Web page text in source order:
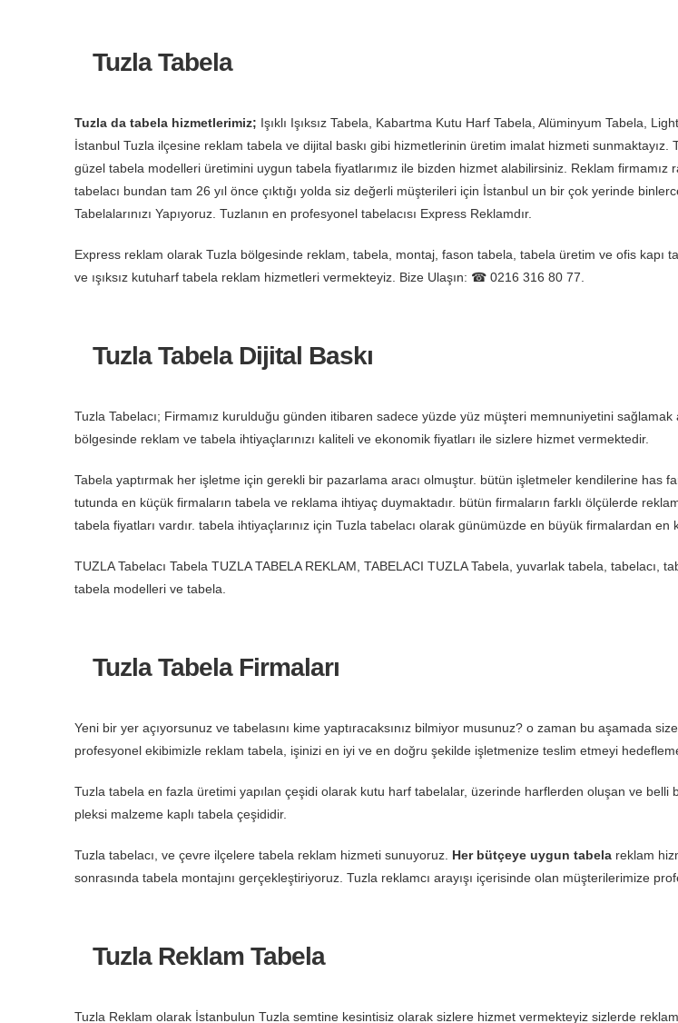
Tuzla Tabela
Tuzla da tabela hizmetlerimiz; Işıklı Işıksız Tabela, Kabartma Kutu Harf Tabela, Alüminyum Tabela,
İstanbul Tuzla ilçesine reklam tabela ve dijital baskı gibi hizmetlerinin üretim imalat hizmeti sunmaktayız.
güzel tabela modelleri üretimini uygun tabela fiyatlarımız ile bizden hizmet alabilirsiniz. Reklam
tabelacı bundan tam 26 yıl önce çıktığı yolda siz değerli müşterileri için İstanbul un bir çok yerinde
Tabelalarınızı Yapıyoruz. Tuzlanın en profesyonel tabelacısı Express Reklamdır.
Express reklam olarak Tuzla bölgesinde reklam, tabela, montaj, fason tabela, tabela üretim ve ofis kapı
ve ışıksız kutuharf tabela reklam hizmetleri vermekteyiz. Bize Ulaşın: ☎ 0216 316 80 77.
Tuzla Tabela Dijital Baskı
Tuzla Tabelacı; Firmamız kurulduğu günden itibaren sadece yüzde yüz müşteri memnuniyetini sağlamak
bölgesinde reklam ve tabela ihtiyaçlarınızı kaliteli ve ekonomik fiyatları ile sizlere hizmet vermektedir.
Tabela yaptırmak her işletme için gerekli bir pazarlama aracı olmuştur. bütün işletmeler kendilerine has
tutunda en küçük firmaların tabela ve reklama ihtiyaç duymaktadır. bütün firmaların farklı ölçülerde
tabela fiyatları vardır. tabela ihtiyaçlarınız için Tuzla tabelacı olarak günümüzde en büyük firmalardan
TUZLA Tabelacı Tabela TUZLA TABELA REKLAM, TABELACI TUZLA Tabela, yuvarlak tabela, tabelacı,
tabela modelleri ve tabela.
Tuzla Tabela Firmaları
Yeni bir yer açıyorsunuz ve tabelasını kime yaptıracaksınız bilmiyor musunuz? o zaman bu aşamada size
profesyonel ekibimizle reklam tabela, işinizi en iyi ve en doğru şekilde işletmenize teslim etmeyi
Tuzla tabela en fazla üretimi yapılan çeşidi olarak kutu harf tabelalar, üzerinde harflerden oluşan ve
pleksi malzeme kaplı tabela çeşididir.
Tuzla tabelacı, ve çevre ilçelere tabela reklam hizmeti sunuyoruz. Her bütçeye uygun tabela reklam
sonrasında tabela montajını gerçekleştiriyoruz. Tuzla reklamcı arayışı içerisinde olan müşterilerimize
Tuzla Reklam Tabela
Tuzla Reklam olarak İstanbulun Tuzla semtine kesintisiz olarak sizlere hizmet vermekteyiz sizlerde